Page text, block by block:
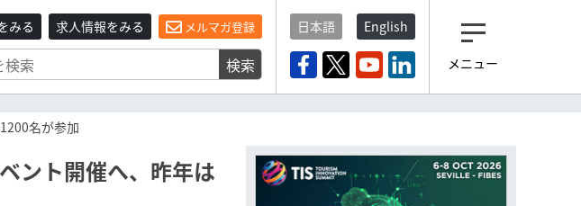
みる 求人情報をみる メルマガ登録
検索
日本語 English
メニュー
名が参加
ント開催へ、昨年は
観光産業ニュース「トラベ
登録済みですよね？
もし未だ登録していないなら…